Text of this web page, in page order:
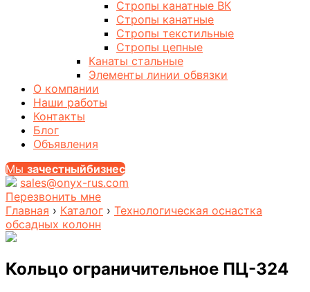
Стропы канатные ВК
Стропы канатные
Стропы текстильные
Стропы цепные
Канаты стальные
Элементы линии обвязки
О компании
Наши работы
Контакты
Блог
Объявления
Мы зачестныйбизнес
sales@onyx-rus.com
Перезвонить мне
Главная › Каталог › Технологическая оснастка
обсадных колонн
Кольцо ограничительное ПЦ-324